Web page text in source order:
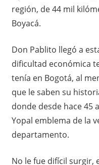
región, de 44 mil
Boyacá.
Don Pablito llegó a
dificultad económica
tenía en Bogotá, al
que le saben su
donde desde hace 45
Yopal emblema de la
departamento.
No le fue difícil surgir,